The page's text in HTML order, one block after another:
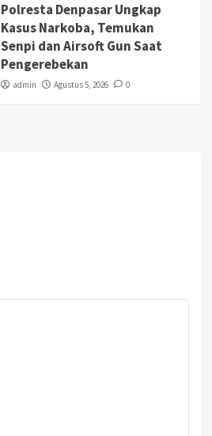
Polresta Denpasar Ungkap
Kasus Narkoba, Temukan
Senpi dan Airsoft Gun Saat
Pengerebekan
admin Agustus 5, 2026 0